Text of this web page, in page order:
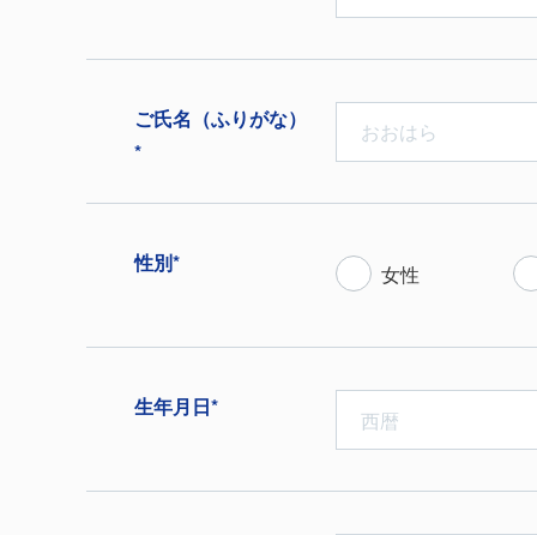
ご⽒名（ふりがな）
*
性別* 女性
生年月日*